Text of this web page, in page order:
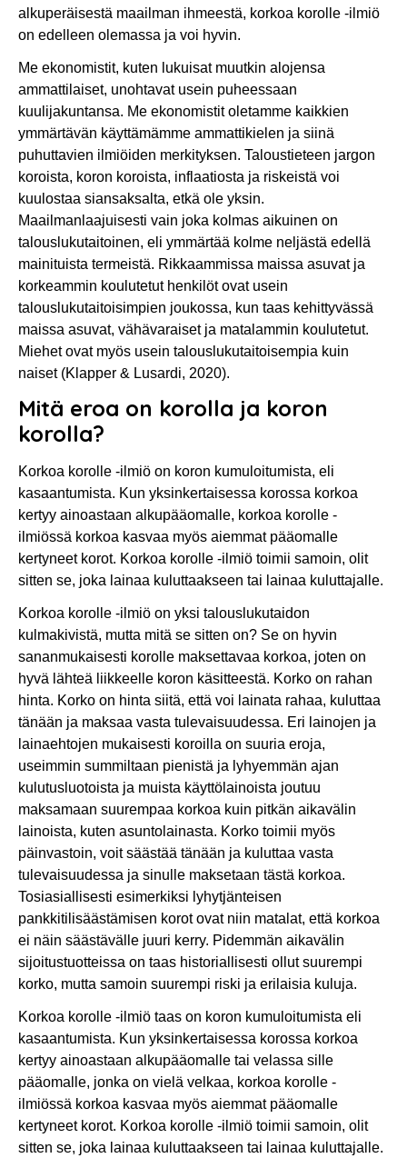
alkuperäisestä maailman ihmeestä, korkoa korolle -ilmiö
on edelleen olemassa ja voi hyvin.
Me ekonomistit, kuten lukuisat muutkin alojensa
ammattilaiset, unohtavat usein puheessaan
kuulijakuntansa. Me ekonomistit oletamme kaikkien
ymmärtävän käyttämämme ammattikielen ja siinä
puhuttavien ilmiöiden merkityksen. Taloustieteen jargon
koroista, koron koroista, inflaatiosta ja riskeistä voi
kuulostaa siansaksalta, etkä ole yksin.
Maailmanlaajuisesti vain joka kolmas aikuinen on
talouslukutaitoinen, eli ymmärtää kolme neljästä edellä
mainituista termeistä. Rikkaammissa maissa asuvat ja
korkeammin koulutetut henkilöt ovat usein
talouslukutaitoisimpien joukossa, kun taas kehittyvässä
maissa asuvat, vähävaraiset ja matalammin koulutetut.
Miehet ovat myös usein talouslukutaitoisempia kuin
naiset (Klapper & Lusardi, 2020).
Mitä eroa on korolla ja koron
korolla?
Korkoa korolle -ilmiö on koron kumuloitumista, eli
kasaantumista. Kun yksinkertaisessa korossa korkoa
kertyy ainoastaan alkupääomalle, korkoa korolle -
ilmiössä korkoa kasvaa myös aiemmat pääomalle
kertyneet korot. Korkoa korolle -ilmiö toimii samoin, olit
sitten se, joka lainaa kuluttaakseen tai lainaa kuluttajalle.
Korkoa korolle -ilmiö on yksi talouslukutaidon
kulmakivistä, mutta mitä se sitten on? Se on hyvin
sananmukaisesti korolle maksettavaa korkoa, joten on
hyvä lähteä liikkeelle koron käsitteestä. Korko on rahan
hinta. Korko on hinta siitä, että voi lainata rahaa, kuluttaa
tänään ja maksaa vasta tulevaisuudessa. Eri lainojen ja
lainaehtojen mukaisesti koroilla on suuria eroja,
useimmin summiltaan pienistä ja lyhyemmän ajan
kulutusluotoista ja muista käyttölainoista joutuu
maksamaan suurempaa korkoa kuin pitkän aikavälin
lainoista, kuten asuntolainasta. Korko toimii myös
päinvastoin, voit säästää tänään ja kuluttaa vasta
tulevaisuudessa ja sinulle maksetaan tästä korkoa.
Tosiasiallisesti esimerkiksi lyhytjänteisen
pankkitilisäästämisen korot ovat niin matalat, että korkoa
ei näin säästävälle juuri kerry. Pidemmän aikavälin
sijoitustuotteissa on taas historiallisesti ollut suurempi
korko, mutta samoin suurempi riski ja erilaisia kuluja.
Korkoa korolle -ilmiö taas on koron kumuloitumista eli
kasaantumista. Kun yksinkertaisessa korossa korkoa
kertyy ainoastaan alkupääomalle tai velassa sille
pääomalle, jonka on vielä velkaa, korkoa korolle -
ilmiössä korkoa kasvaa myös aiemmat pääomalle
kertyneet korot. Korkoa korolle -ilmiö toimii samoin, olit
sitten se, joka lainaa kuluttaakseen tai lainaa kuluttajalle.